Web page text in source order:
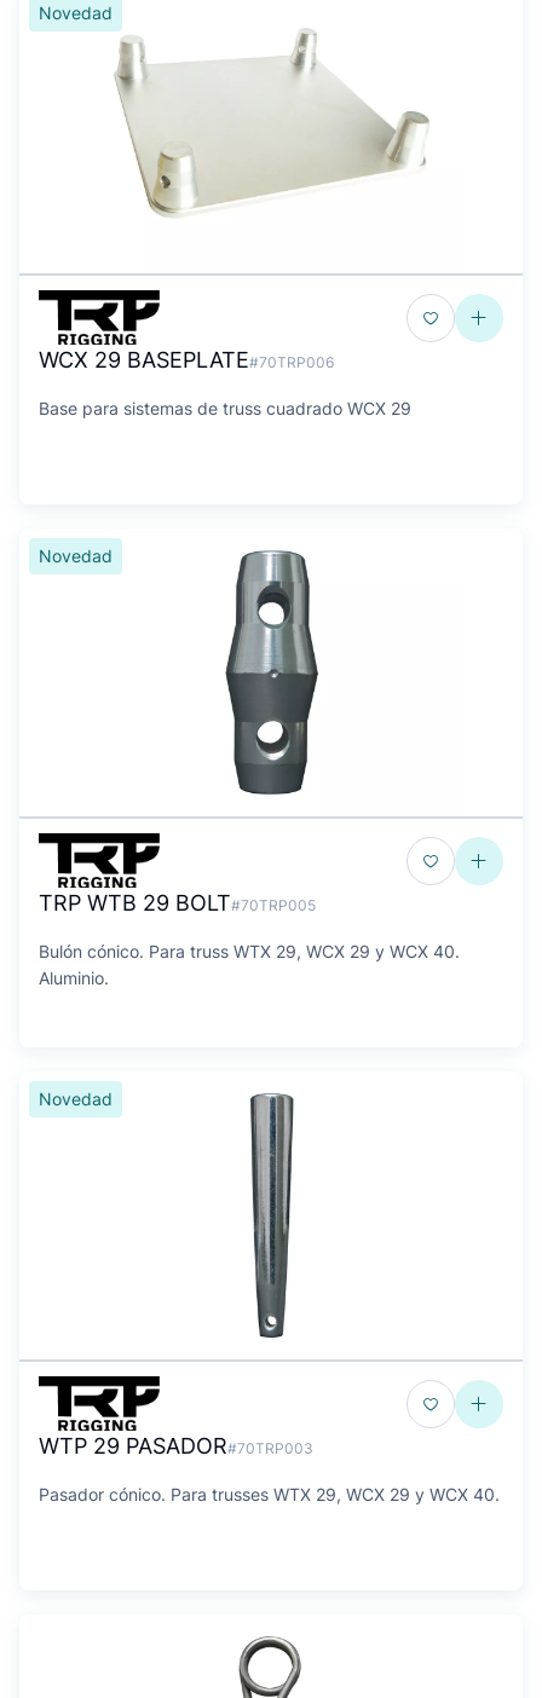
Novedad
WCX 29 BASEPLATE#70TRP006
Base para sistemas de truss cuadrado WCX 29
Novedad
TRP WTB 29 BOLT#70TRP005
Bulón cónico. Para truss WTX 29, WCX 29 y WCX 40.
Aluminio.
Novedad
WTP 29 PASADOR#70TRP003
Pasador cónico. Para trusses WTX 29, WCX 29 y WCX 40.